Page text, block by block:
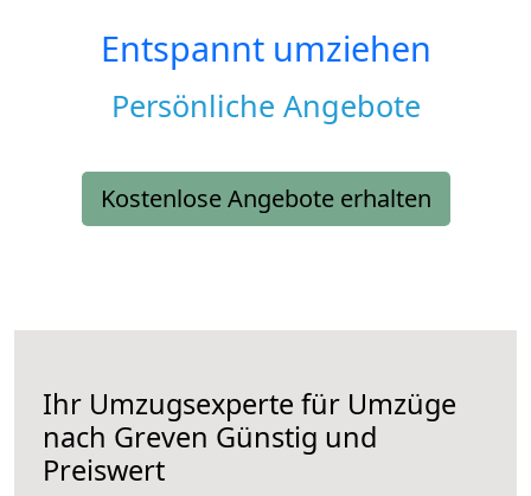
Entspannt umziehen
Persönliche Angebote
Kostenlose Angebote erhalten
Ihr Umzugsexperte für Umzüge
nach Greven Günstig und
Preiswert